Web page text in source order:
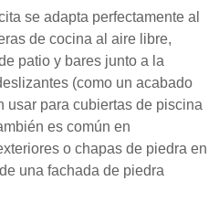
se adapta perfectamente al
de cocina al aire libre,
patio y bares junto a la
(como un acabado
usar para cubiertas de piscina
es común en
o chapas de piedra en
una fachada de piedra